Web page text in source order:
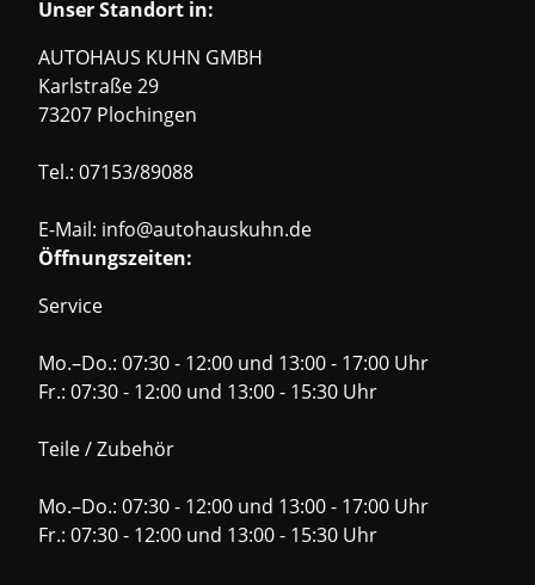
Unser Standort in:
AUTOHAUS KUHN GMBH
Karlstraße 29
73207 Plochingen
Tel.: 07153/89088
E-Mail: info@autohauskuhn.de
Öffnungszeiten:
Service
Mo.–Do.: 07:30 - 12:00 und 13:00 - 17:00 Uhr
Fr.: 07:30 - 12:00 und 13:00 - 15:30 Uhr
Teile / Zubehör
Mo.–Do.: 07:30 - 12:00 und 13:00 - 17:00 Uhr
Fr.: 07:30 - 12:00 und 13:00 - 15:30 Uhr